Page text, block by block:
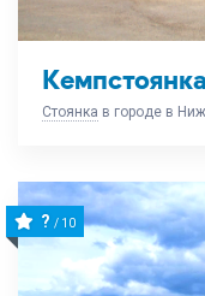
Стоянка в городе в
? / 10